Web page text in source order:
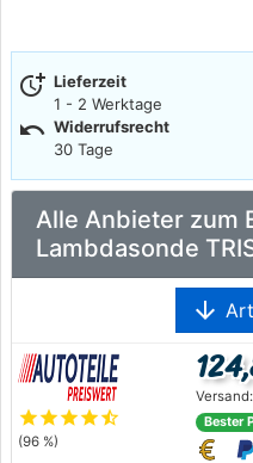
more_time Lieferzeit
1 - 2 Werktage
undo Widerrufsrecht
30 Tage
Alle Anbieter zum
Lambdasonde
arrow_downward
starstarstarstarstar_half
(96 %)
Bester